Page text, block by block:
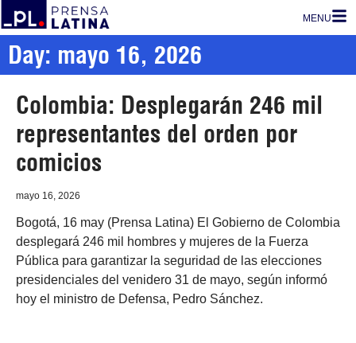
MENU
Day: mayo 16, 2026
Colombia: Desplegarán 246 mil
representantes del orden por
comicios
mayo 16, 2026
Bogotá, 16 may (Prensa Latina) El Gobierno de Colombia
desplegará 246 mil hombres y mujeres de la Fuerza
Pública para garantizar la seguridad de las elecciones
presidenciales del venidero 31 de mayo, según informó
hoy el ministro de Defensa, Pedro Sánchez.